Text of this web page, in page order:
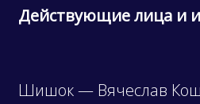
Действующие лица и
Шишок — Вячеслав